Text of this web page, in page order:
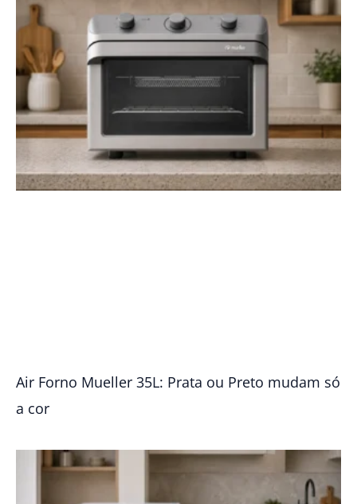
Air Forno Mueller 35L: Prata ou Preto mudam só
a cor